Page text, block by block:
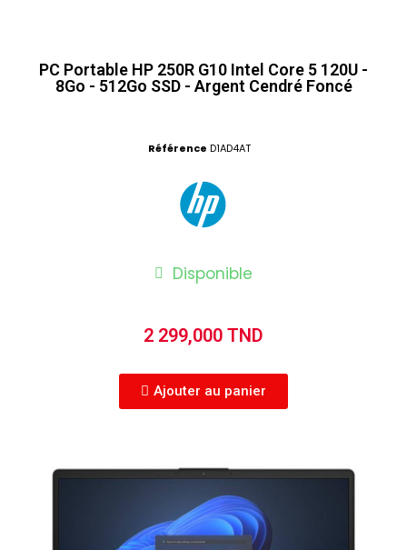
PC Portable HP 250R G10 Intel Core 5 120U -
8Go - 512Go SSD - Argent Cendré Foncé
Référence D1AD4AT
Disponible
2 299,000 TND
Ajouter au panier